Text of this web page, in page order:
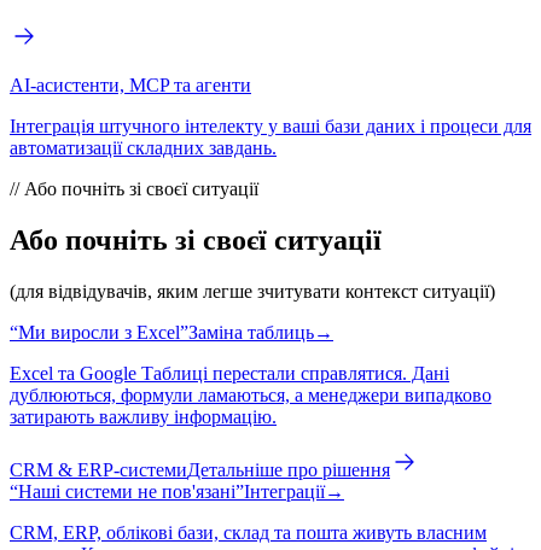
AI-асистенти, MCP та агенти
Інтеграція штучного інтелекту у ваші бази даних і процеси для
автоматизації складних завдань.
// Або почніть зі своєї ситуації
Або почніть зі своєї ситуації
(для відвідувачів, яким легше зчитувати контекст ситуації)
“Ми виросли з Excel”Заміна таблиць→
Excel та Google Таблиці перестали справлятися. Дані
дублюються, формули ламаються, а менеджери випадково
затирають важливу інформацію.
CRM & ERP-системиДетальніше про рішення
“Наші системи не пов'язані”Інтеграції→
CRM, ERP, облікові бази, склад та пошта живуть власним